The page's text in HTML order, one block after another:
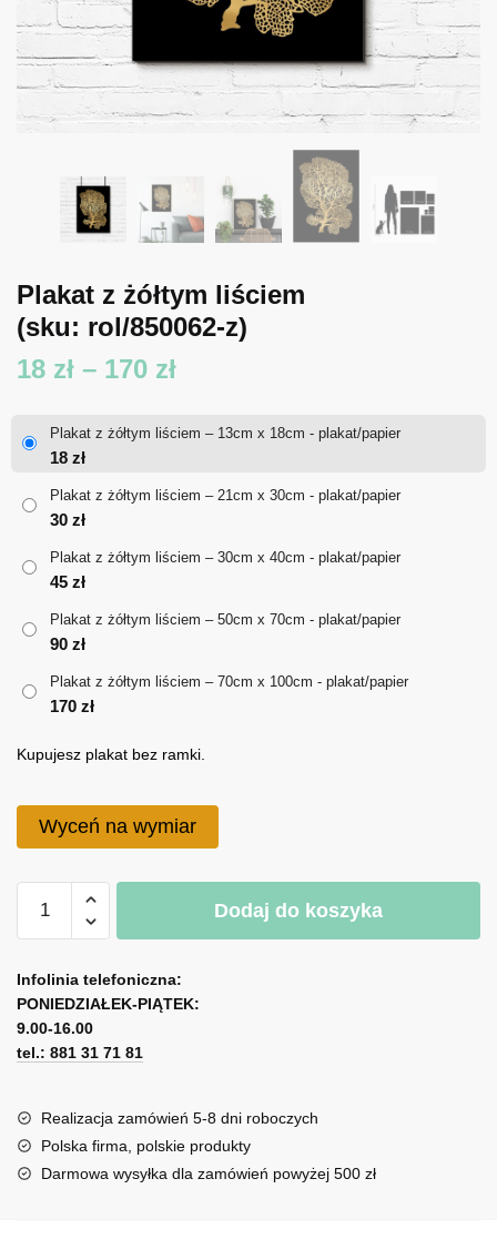
Plakat z żółtym liściem
(sku: rol/850062-z)
18 zł – 170 złZakres
18 zł
Plakat z żółtym liściem – 13cm x 18cm - plakat/papier
18 zł
Plakat z żółtym liściem – 21cm x 30cm - plakat/papier
30 zł
Plakat z żółtym liściem – 30cm x 40cm - plakat/papier
45 zł
Plakat z żółtym liściem – 50cm x 70cm - plakat/papier
90 zł
Plakat z żółtym liściem – 70cm x 100cm - plakat/papier
170 zł
Kupujesz plakat bez ramki.
Wyceń na wymiar
Plakat
żółtym
liściem
Dodaj do koszyka
l
t
e
r
a
t
i
Infolinia telefoniczna:
PONIEDZIAŁEK-PIĄTEK:
9.00-16.00
tel.: 881 31 71 81
Realizacja zamówień 5-8 dni roboczych
Polska firma, polskie produkty
Darmowa wysyłka dla zamówień powyżej 500 zł